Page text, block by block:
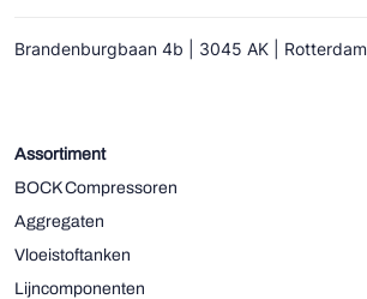
Brandenburgbaan 4b | 3045 AK | Rotterdam
Assortiment
BOCK Compressoren
Aggregaten
Vloeistoftanken
Lijncomponenten